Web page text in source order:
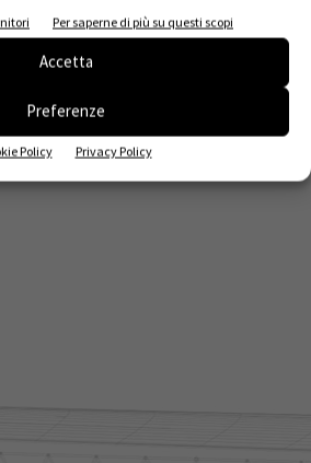
Per saperne di più su questi scopi
Accetta
Preferenze
Policy Privacy Policy